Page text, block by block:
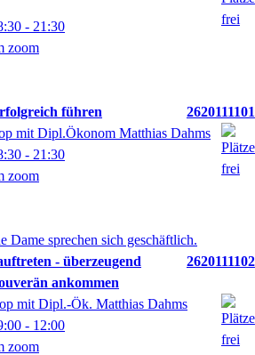
- 21:30
zoom
führen
2620111101
mit Dipl.Ökonom Matthias Dahms
- 21:30
zoom
- überzeugend
ankommen
2620111102
mit Dipl.-Ök. Matthias Dahms
- 12:00
zoom